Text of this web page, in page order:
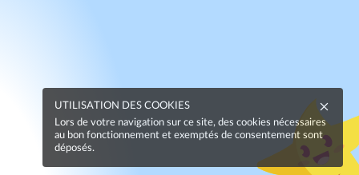
UTILISATION DES COOKIES
Lors de votre navigation sur ce site, des cookies nécessaires
au bon fonctionnement et exemptés de consentement sont
déposés.